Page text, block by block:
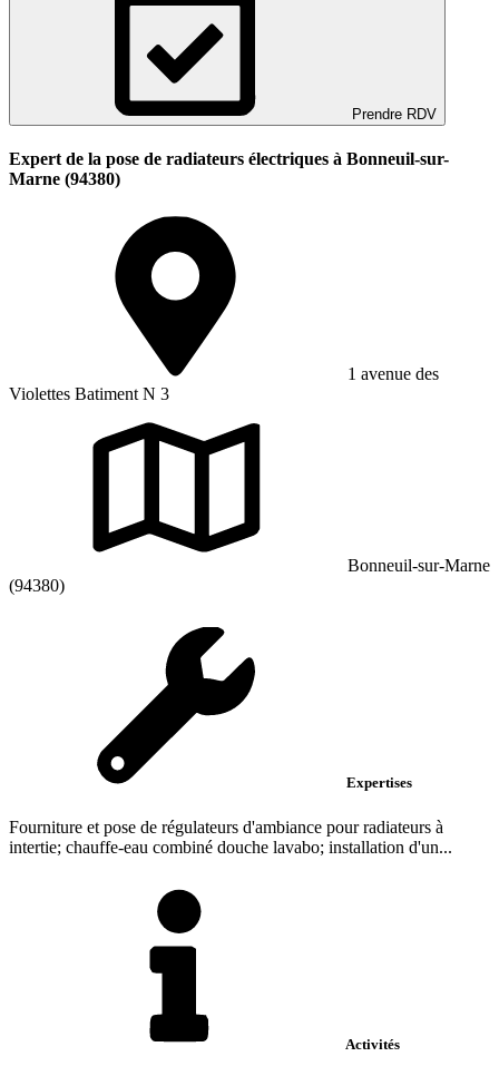
Prendre RDV
Expert de la pose de radiateurs électriques à Bonneuil-sur-
Marne (94380)
1 avenue des
Violettes Batiment N 3
Bonneuil-sur-Marne
(94380)
Expertises
Fourniture et pose de régulateurs d'ambiance pour radiateurs à
intertie; chauffe-eau combiné douche lavabo; installation d'un...
Activités